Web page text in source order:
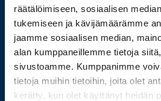
räätälöimiseen, sosiaalisen
tukemiseen ja kävijämäärämme
jaamme sosiaalisen median,
alan kumppaneillemme tietoja
sivustoamme. Kumppanimme
tietoja muihin tietoihin, joita olet
kerätty, kun olet käyttänyt heidän
Wolffintie 32
FI-65200 Vaasa PL
65101 Vaasa
Lisää yhteystietoja